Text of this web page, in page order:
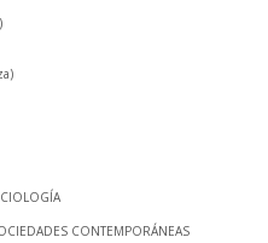
CONTEMPORÁNEAS